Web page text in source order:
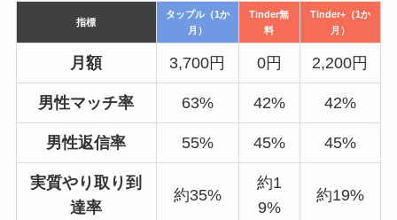
指標
タップル（1か
月）
Tinder無
料
Tinder+（1か
月）
月額 3,700円 0円 2,200円
男性マッチ率 63% 42% 42%
男性返信率 55% 45% 45%
実質やり取り到
達率
約35%
約1
9%
約19%